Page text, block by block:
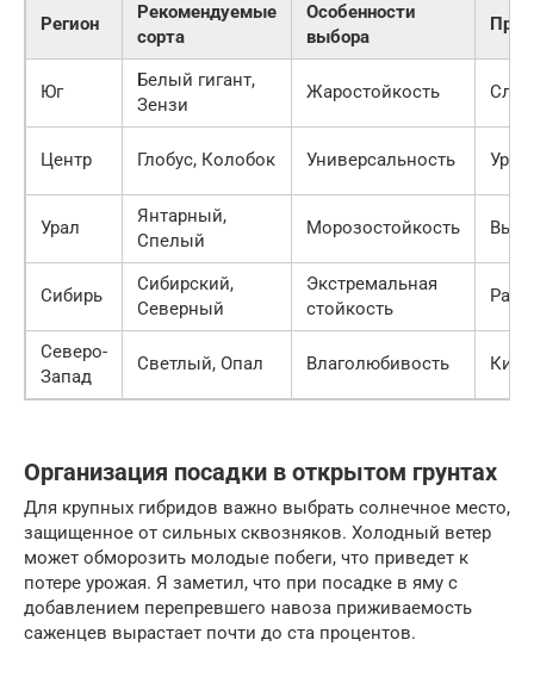
Регион
Рекомендуемые
сорта
Особенности
выбора
Юг
Белый гигант,
Зензи
Жаростойкость
Центр Глобус, Колобок Универсальность
Урал
Янтарный,
Спелый
Морозостойкость
Сибирь
Сибирский,
Северный
Экстремальная
стойкость
Северо-
Запад
Светлый, Опал Влаголюбивость
Организация посадки в открытом грунтах
Для крупных гибридов важно выбрать солнечное место,
защищенное от сильных сквозняков. Холодный ветер
может обморозить молодые побеги, что приведет к
потере урожая. Я заметил, что при посадке в яму с
добавлением перепревшего навоза приживаемость
саженцев вырастает почти до ста процентов.